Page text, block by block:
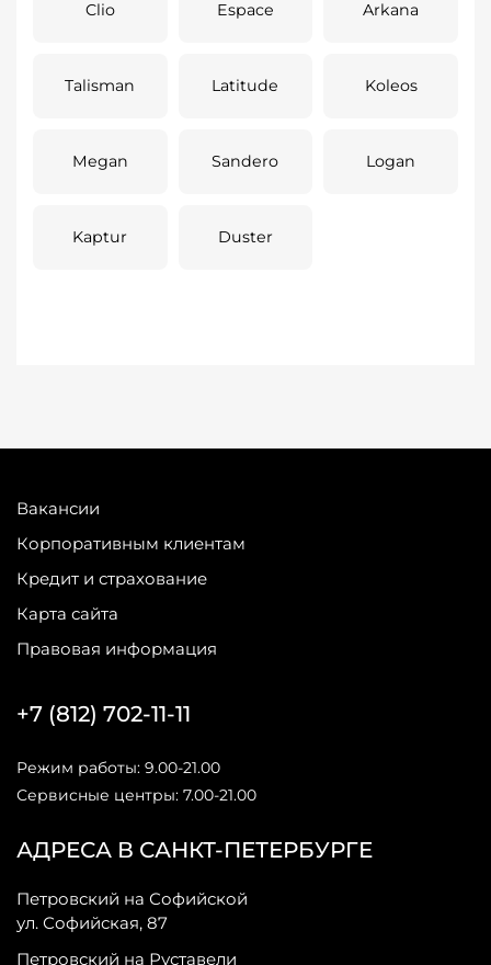
Clio Espace Arkana
Talisman Latitude Koleos
Megan Sandero Logan
Kaptur Duster
Вакансии
Корпоративным клиентам
Кредит и страхование
Карта сайта
Правовая информация
АДРЕСА В САНКТ-ПЕТЕРБУРГЕ
Петровский на Софийской
ул. Софийская, 87
Петровский на Руставели
+7 (812) 702-11-11
Режим работы: 9.00-21.00
Сервисные центры: 7.00-21.00